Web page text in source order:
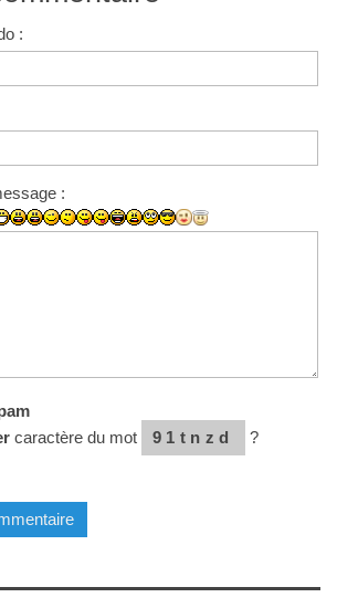
:
:
caractère du mot 91tnzd ?